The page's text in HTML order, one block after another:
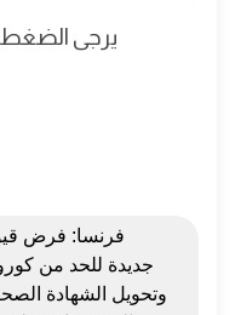
يرجى الضغط
فرنسا: فرض
جديدة للحد من
وتحويل الشهادة